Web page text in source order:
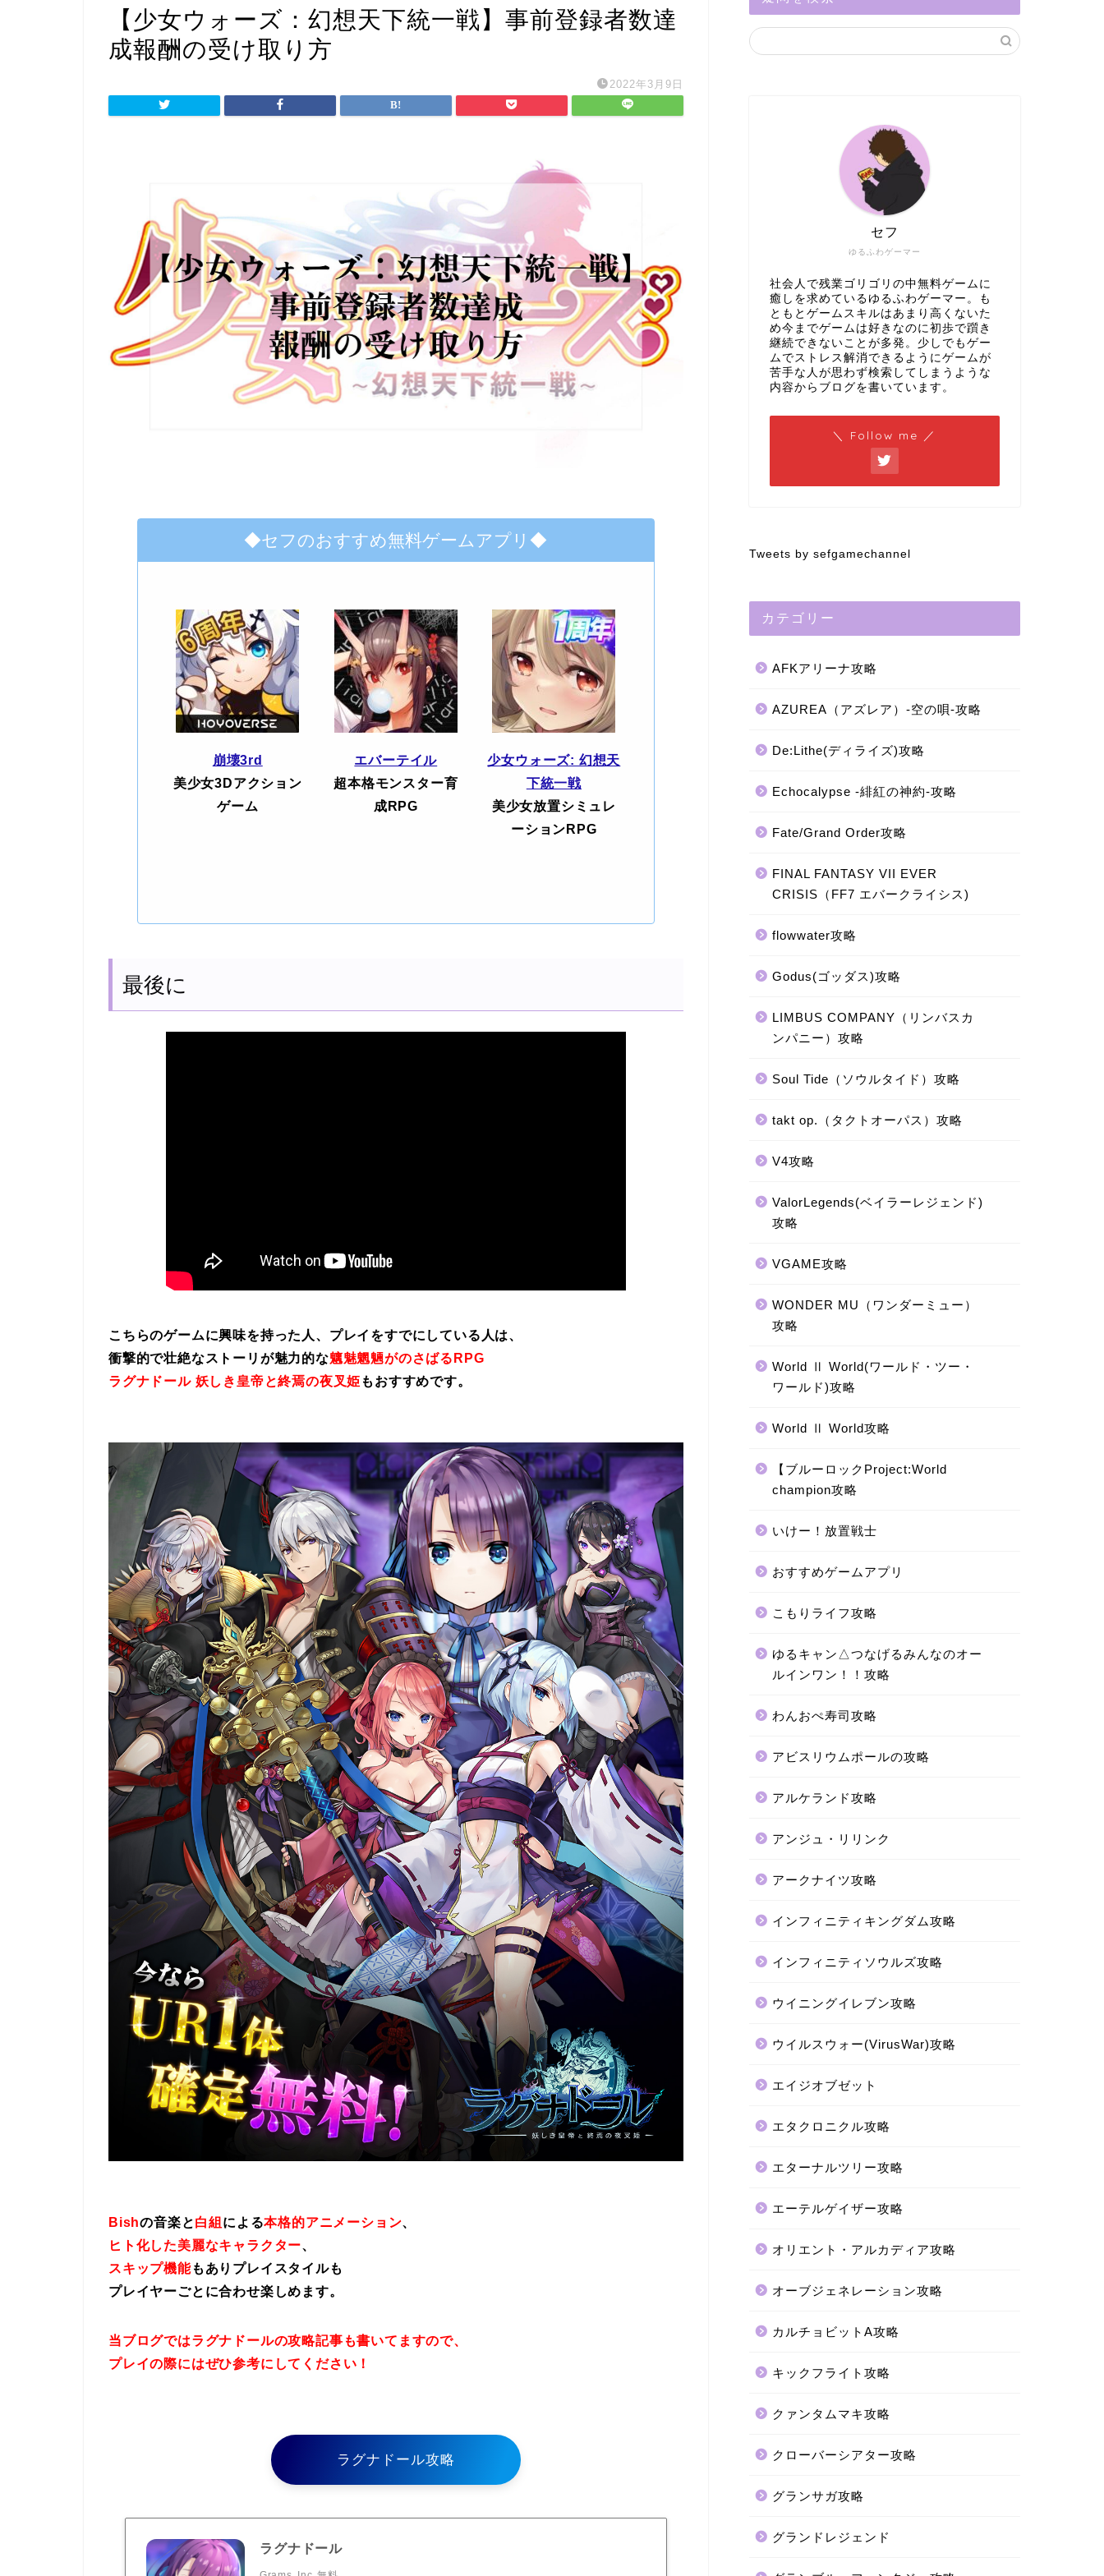
【少女ウォーズ：幻想天下統一戦】事前登録者数達
成報酬の受け取り方
2022年3月9日
◆セフのおすすめ無料ゲームアプリ◆
崩壊3rd
美少女3Dアクション
ゲーム
エバーテイル
超本格モンスター育
成RPG
少女ウォーズ: 幻想天
下統一戦
美少女放置シミュレ
ーションRPG
最後に
こちらのゲームに興味を持った人、プレイをすでにしている人は、
衝撃的で壮絶なストーリが魅力的な魑魅魍魎がのさばるRPG
ラグナドール 妖しき皇帝と終焉の夜叉姫 もおすすめです。
Bishの音楽と白組 による本格的アニメーション、
ヒト化した美麗なキャラクター、
スキップ機能もありプレイスタイルも
プレイヤーごとに合わせ楽しめます。
当ブログではラグナドールの攻略記事も書いてますので、
プレイの際にはぜひ参考にしてください！
ラグナドール攻略
ラグナドール
ゆるふわゲーマー
セフ
社会人で残業ゴリゴリの中無料ゲームに
癒しを求めているゆるふわゲーマー。も
ともとゲームスキルはあまり高くないた
め今までゲームは好きなのに初歩で躓き
継続できないことが多発。少しでもゲー
ムでストレス解消できるようにゲームが
苦手な人が思わず検索してしまうような
内容からブログを書いています。
＼ Follow me ／
Tweets by sefgamechannel
カテゴリー
AFKアリーナ攻略
AZUREA（アズレア）-空の唄-攻略
De:Lithe(ディライズ)攻略
Echocalypse -緋紅の神約-攻略
Fate/Grand Order攻略
FINAL FANTASY VII EVER
CRISIS（FF7 エバークライシス)
flowwater攻略
Godus(ゴッダス)攻略
LIMBUS COMPANY（リンバスカ
ンパニー）攻略
Soul Tide（ソウルタイド）攻略
takt op.（タクトオーパス）攻略
V4攻略
ValorLegends(ベイラーレジェンド)
攻略
VGAME攻略
WONDER MU（ワンダーミュー）
攻略
World Ⅱ World(ワールド・ツー・
ワールド)攻略
World Ⅱ World攻略
【ブルーロックProject:World
champion攻略
いけー！放置戦士
おすすめゲームアプリ
こもりライフ攻略
ゆるキャン△つなげるみんなのオー
ルインワン！！攻略
わんおぺ寿司攻略
アビスリウムポールの攻略
アルケランド攻略
アンジュ・リリンク
アークナイツ攻略
インフィニティキングダム攻略
インフィニティソウルズ攻略
ウイニングイレブン攻略
ウイルスウォー(VirusWar)攻略
エイジオブゼット
エタクロニクル攻略
エターナルツリー攻略
エーテルゲイザー攻略
オリエント・アルカディア攻略
オーブジェネレーション攻略
カルチョビットA攻略
キックフライト攻略
クァンタムマキ攻略
クローバーシアター攻略
グランサガ攻略
グランドレジェンド